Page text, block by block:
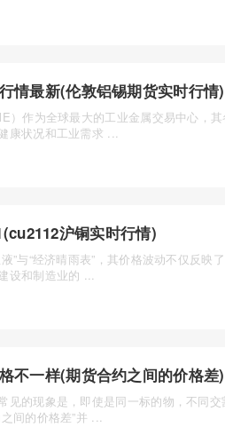
情最新(伦敦铝锡期货实时行情)
）作为全球最大的工业金属交易中心，
康状况和工业需求 ...
沪铜实时行情)
”与“经济晴雨表”，其价格波动不仅反映
设和制造业的 ...
不一样(期货合约之间的价格差)
见的现象是，即使是同一标的物，不同
间的价格差”并 ...